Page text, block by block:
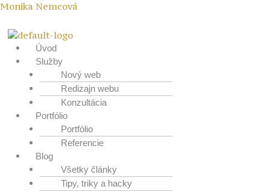
Preskočiť
obsah
Monika Nemcová
Menu
Úvod
Služby
Nový web
Redizajn webu
Konzultácia
Portfólio
Portfólio
Referencie
Blog
Všetky články
Tipy, triky a hacky